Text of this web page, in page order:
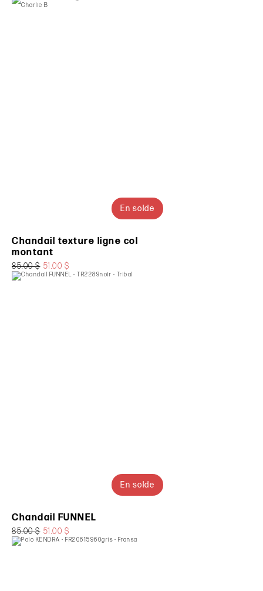
En solde
Chandail texture ligne col
montant
85.00 $ 51.00 $
En solde
Chandail FUNNEL
85.00 $ 51.00 $